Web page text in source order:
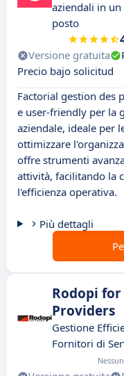
aziendali in
posto
Versione gratuita
Precio bajo solicitud
Factorial gestion des
e user-friendly per la
aziendale, ideale per
ottimizzare
offre strumenti
attività, facilitando la
l'efficienza operativa.
Più dettagli
Rodopi for
Providers
Gestione
Fornitori di